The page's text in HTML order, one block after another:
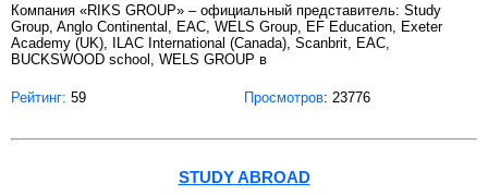
Компания «RIKS GROUP» – официальный представитель: Study
Group, Anglo Continental, EAC, WELS Group, EF Education, Exeter
Academy (UK), ILAC International (Canada), Scanbrit, EAC,
BUCKSWOOD school, WELS GROUP в
Рейтинг: 59 Просмотров: 23776
STUDY ABROAD